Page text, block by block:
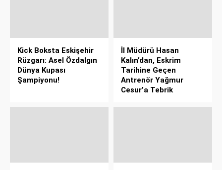
Kick Boksta Eskişehir
Rüzgarı: Asel Özdalgın
Dünya Kupası
Şampiyonu!
İl Müdürü Hasan
Kalın’dan, Eskrim
Tarihine Geçen
Antrenör Yağmur
Cesur’a Tebrik